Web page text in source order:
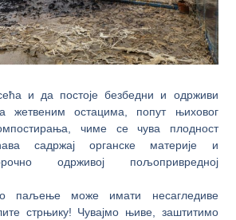
и да постоје безбедни и одрживи
жетвеним остацима, попут њиховог
чиме се чува плодност
садржај органске материје и
одрживој пољопривредној
паљење може имати несагледиве
стрњику! Чувајмо њиве, заштитимо